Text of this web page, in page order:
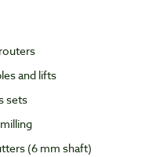
and lifts
sets
(6 mm shaft)